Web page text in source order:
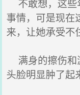
不敢想，这些
事情，可是现在
来，让她承受不
满身的擦伤和
头脸明显肿了起